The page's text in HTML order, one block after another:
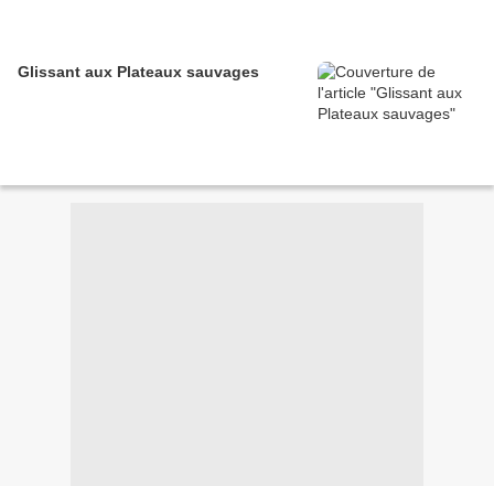
Glissant aux Plateaux sauvages